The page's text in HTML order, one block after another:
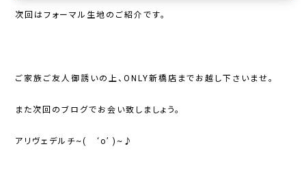
次回はフォーマル生地のご紹介です。
ご家族ご友人御誘いの上、ONLY新橋店までお越し下さいませ。
また次回のブログでお会い致しましょう。
アリヴェデルチ~( ‘o’ )~♪